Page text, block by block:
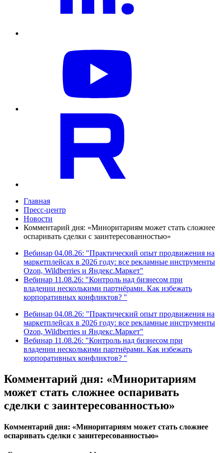
Главная
Пресс-центр
Новости
Комментарий дня: «Миноритариям может стать сложнее
оспаривать сделки с заинтересованностью»
Вебинар 04.08.26: "Практический опыт продвижения на
маркетплейсах в 2026 году: все рекламные инструменты
Ozon, Wildberries и Яндекс.Маркет"
Вебинар 11.08.26: "Контроль над бизнесом при
владении несколькими партнёрами. Как избежать
корпоративных конфликтов? "
Вебинар 04.08.26: "Практический опыт продвижения на
маркетплейсах в 2026 году: все рекламные инструменты
Ozon, Wildberries и Яндекс.Маркет"
Вебинар 11.08.26: "Контроль над бизнесом при
владении несколькими партнёрами. Как избежать
корпоративных конфликтов? "
Комментарий дня: «Миноритариям
может стать сложнее оспаривать
сделки с заинтересованностью»
Комментарий дня: «Миноритариям может стать сложнее
оспаривать сделки с заинтересованностью»